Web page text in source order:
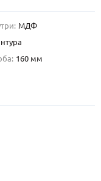
и установкой в
до 19:00
МДФ
160 мм